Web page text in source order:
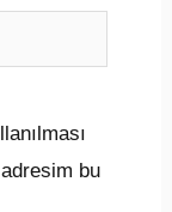
bu